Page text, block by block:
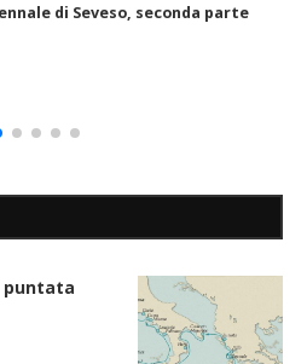
di Seveso, seconda parte
puntata